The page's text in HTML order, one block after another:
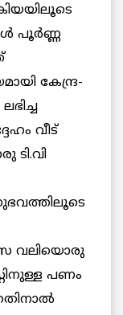
പൂര്‍ണ്ണ
കേന്ദ്ര-
വീട്
വലിയൊരു
പണം